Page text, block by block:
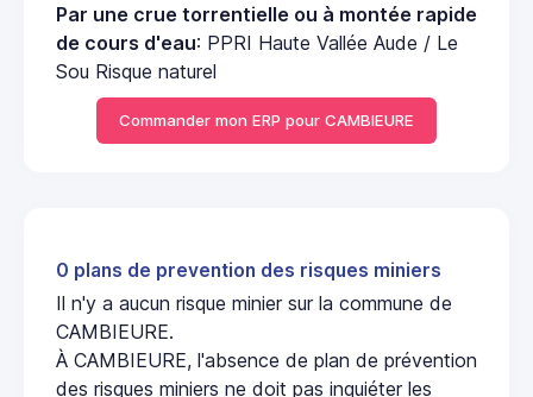
Par une crue torrentielle ou à montée rapide
de cours d'eau: PPRI Haute Vallée Aude / Le
Sou Risque naturel
Commander mon ERP pour CAMBIEURE
0 plans de prevention des risques miniers
Il n'y a aucun risque minier sur la commune de
CAMBIEURE.
À CAMBIEURE, l'absence de plan de prévention
des risques miniers ne doit pas inquiéter les